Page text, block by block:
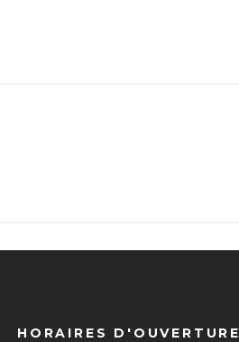
HORAIRES D'OUVERTURE